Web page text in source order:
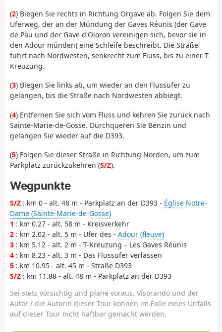
(2) Biegen Sie rechts in Richtung Orgave ab. Folgen Sie dem
Uferweg, der an der Mündung der Gaves Réunis (der Gave
de Pau und der Gave d'Oloron vereinigen sich, bevor sie in
den Adour münden) eine Schleife beschreibt. Die Straße
führt nach Nordwesten, senkrecht zum Fluss, bis zu einer T-
Kreuzung.
(3) Biegen Sie links ab, um wieder an den Flussufer zu
gelangen, bis die Straße nach Nordwesten abbiegt.
(4) Entfernen Sie sich vom Fluss und kehren Sie zurück nach
Sainte-Marie-de-Gosse. Durchqueren Sie Benzin und
gelangen Sie wieder auf die D393.
(5) Folgen Sie dieser Straße in Richtung Norden, um zum
Parkplatz zurückzukehren (S/Z).
Wegpunkte
S/Z : km 0 - alt. 48 m - Parkplatz an der D393 - Église Notre-
Dame (Sainte-Marie-de-Gosse)
1 : km 0.27 - alt. 58 m - Kreisverkehr
2 : km 2.02 - alt. 5 m - Ufer des - Adour (fleuve)
3 : km 5.12 - alt. 2 m - T-Kreuzung – Les Gaves Réunis
4 : km 8.23 - alt. 3 m - Das Flussufer verlassen
5 : km 10.95 - alt. 45 m - Straße D393
S/Z : km 11.88 - alt. 48 m - Parkplatz an der D393
Sei stets vorsichtig und plane voraus. Visorando und der
Autor / die Autorin dieser Tour können im Falle eines Unfalls
auf dieser Tour nicht haftbar gemacht werden.